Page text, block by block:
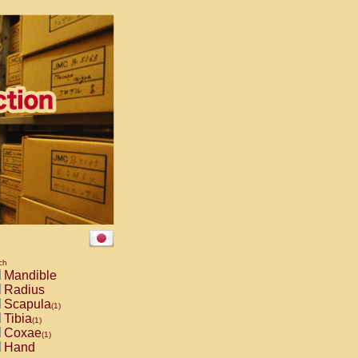
Mandible
Radius
Scapula(1)
Tibia(1)
Coxae(1)
Hand